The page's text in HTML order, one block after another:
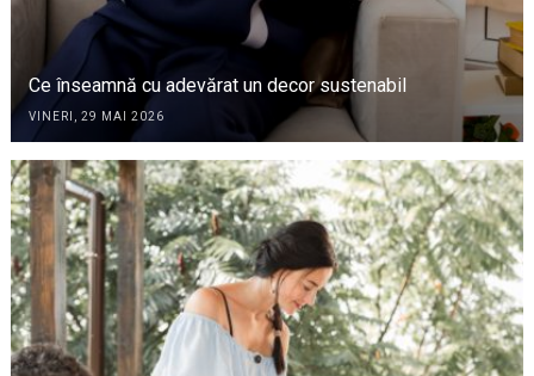
Ce înseamnă cu adevărat un decor sustenabil
VINERI, 29 MAI 2026